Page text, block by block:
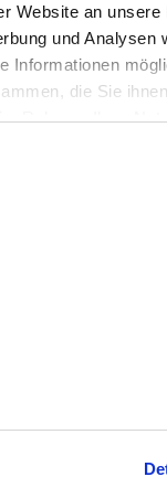
Website an unsere
und Analysen
Informationen
die Sie
Rahmen Ihrer
Erzeugen
AWS, in
Erstellung
mit
und